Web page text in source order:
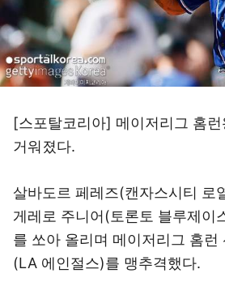
[스포탈코리아] 메이저리그 홈
거워졌다.
살바도르 페레즈(캔자스시티 로
게레로 주니어(토론토 블루제이
를 쏘아 올리며 메이저리그 홈런
(LA 에인절스)를 맹추격했다.